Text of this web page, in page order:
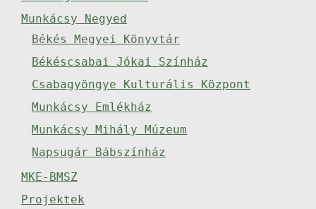
Munkácsy Negyed
Békés Megyei Könyvtár
Békéscsabai Jókai Színház
Csabagyöngye Kulturális Központ
Munkácsy Emlékház
Munkácsy Mihály Múzeum
Napsugár Bábszínház
MKE-BMSZ
Projektek